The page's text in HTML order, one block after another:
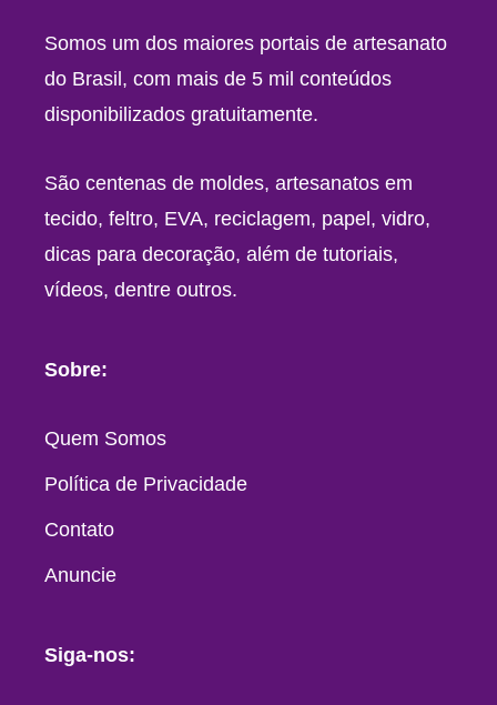
Somos um dos maiores portais de artesanato
do Brasil, com mais de 5 mil conteúdos
disponibilizados gratuitamente.
São centenas de moldes, artesanatos em
tecido, feltro, EVA, reciclagem, papel, vidro,
dicas para decoração, além de tutoriais,
vídeos, dentre outros.
Sobre:
Quem Somos
Política de Privacidade
Contato
Anuncie
Siga-nos: